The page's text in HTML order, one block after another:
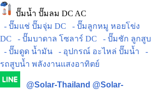
ปั๊มน้ำ ปั๊มลม DC AC
- ปั๊มแช่ ปั๊มจุ่ม DC
- ปั๊มลูกหมู หอยโข่ง
DC
- ปั๊มบาดาล โซลาร์ DC
- ปั๊มชัก ลูกสูบ
- ปั๊มดูด น้ำมัน
- อุปกรณ์ อะไหล่ ปั๊มน้ำ
-
รถสูบน้ำ พลังงานแสงอาทิตย์
@Solar-Thailand @Solar-